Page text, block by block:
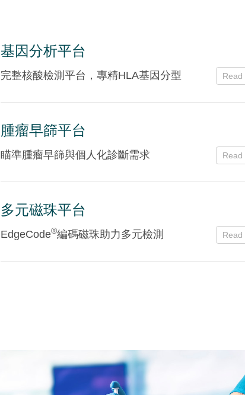
基因分析平台
完整核酸檢測平台，專精HLA基因分型 Read
腫瘤早篩平台
瞄準腫瘤早篩與個人化診斷需求 Read
多元磁珠平台
EdgeCode®編碼磁珠助力多元檢測 Read